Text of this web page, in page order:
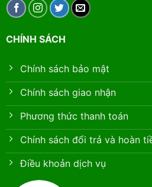
CHÍNH SÁCH
Chính sách bảo mật
Chính sách giao nhận
Phương thức thanh toán
Chính sách đổi trả và hoàn
Điều khoản dịch vụ